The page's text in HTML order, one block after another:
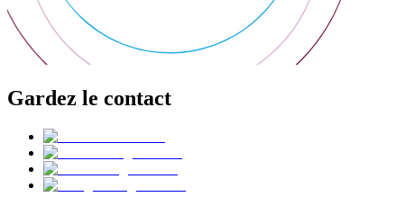
Gardez le contact